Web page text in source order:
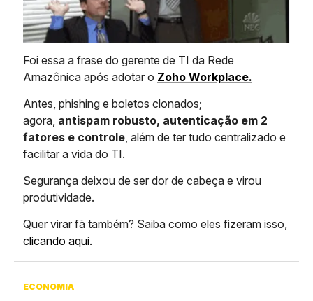
Foi essa a frase do gerente de TI da Rede
Amazônica após adotar o Zoho Workplace.
Antes, phishing e boletos clonados;
agora, antispam robusto, autenticação em 2
fatores e controle , além de ter tudo centralizado e
facilitar a vida do TI.
Segurança deixou de ser dor de cabeça e virou
produtividade.
Quer virar fã também? Saiba como eles fizeram isso,
clicando aqui.
ECONOMIA